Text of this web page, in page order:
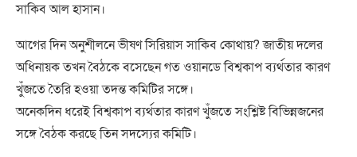
সাকিব আল হাসান।
আগের দিন অনুশীলনে ভীষণ সিরিয়াস সাকিব কোথায়? জাতীয় দলের
অধিনায়ক তখন বৈঠকে বসেছেন গত ওয়ানডে বিশ্বকাপ ব্যর্থতার কারণ
খুঁজতে তৈরি হওয়া তদন্ত কমিটির সঙ্গে।
অনেকদিন ধরেই বিশ্বকাপ ব্যর্থতার কারণ খুঁজতে সংশ্লিষ্ট বিভিন্নজনের
সঙ্গে বৈঠক করছে তিন সদস্যের কমিটি।